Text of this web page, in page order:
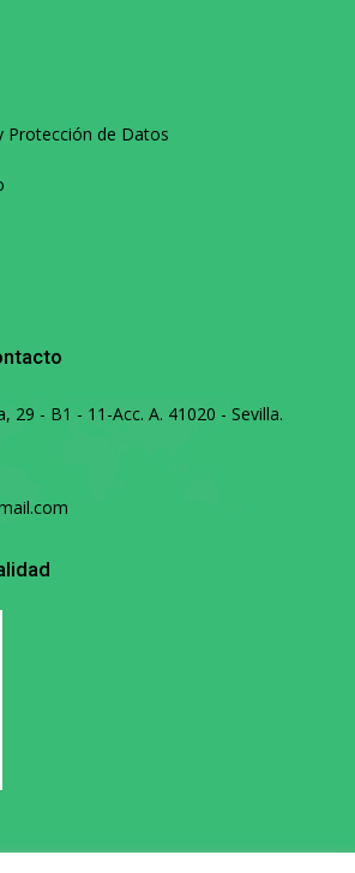
Protección de Datos
29 - B1 - 11-Acc. A. 41020 - Sevilla.